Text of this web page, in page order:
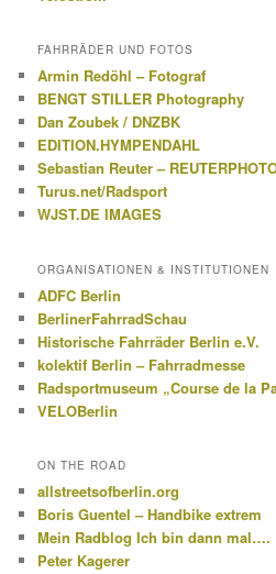
FAHRRÄDER UND FOTOS
Armin Redöhl – Fotograf
BENGT STILLER Photography
Dan Zoubek / DNZBK
EDITION.HYMPENDAHL
Sebastian Reuter –
Turus.net/Radsport
WJST.DE IMAGES
ORGANISATIONEN & INSTITUTIONEN
ADFC Berlin
BerlinerFahrradSchau
Historische Fahrräder Berlin e.V.
kolektif Berlin – Fahrradmesse
Radsportmuseum „Course de la
VELOBerlin
ON THE ROAD
allstreetsofberlin.org
Boris Guentel – Handbike extrem
Mein Radblog Ich bin dann mal….
Peter Kagerer